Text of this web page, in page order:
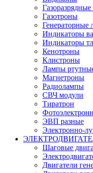
Газотроны
Генераторные
Индикаторы
Индикаторы
Кенотроны
Клистроны
Лампы
Магнетроны
Радиолампы
СВЧ модули
Тиратрон
ЭВП разные
Электронно-
Шаговые
Двигатели